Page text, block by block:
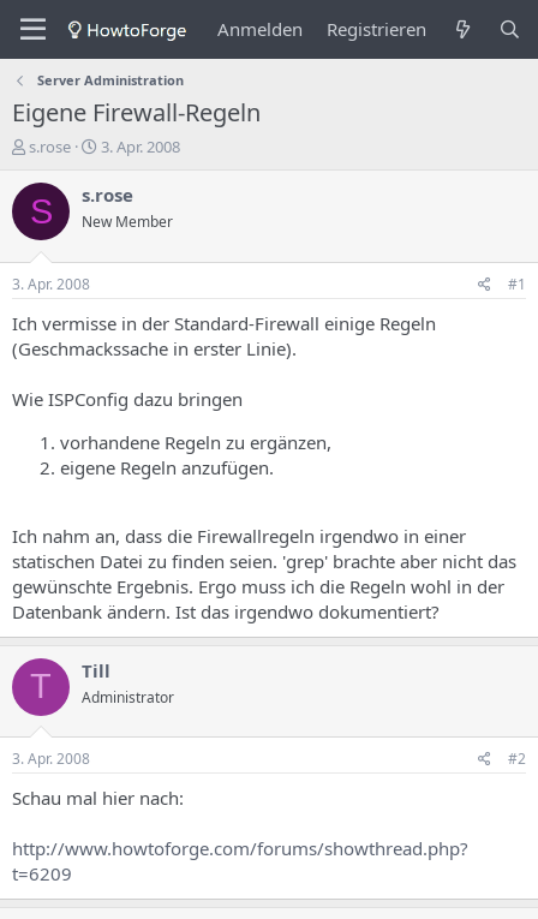
Anmelden Registrieren
Server Administration
Eigene Firewall-Regeln
E
s
t
e
l
e
r
d
e
T
m
s.rose
E
s
e
n
g
s
a
u
m
3. Apr. 2008
S s.rose
New Member
3. Apr. 2008 #1
Ich vermisse in der Standard-Firewall einige Regeln
(Geschmackssache in erster Linie).
Wie ISPConfig dazu bringen
vorhandene Regeln zu ergänzen,
eigene Regeln anzufügen.
Ich nahm an, dass die Firewallregeln irgendwo in einer
statischen Datei zu finden seien. 'grep' brachte aber nicht das
gewünschte Ergebnis. Ergo muss ich die Regeln wohl in der
Datenbank ändern. Ist das irgendwo dokumentiert?
T Till
Administrator
3. Apr. 2008 #2
Schau mal hier nach:
http://www.howtoforge.com/forums/showthread.php?
t=6209